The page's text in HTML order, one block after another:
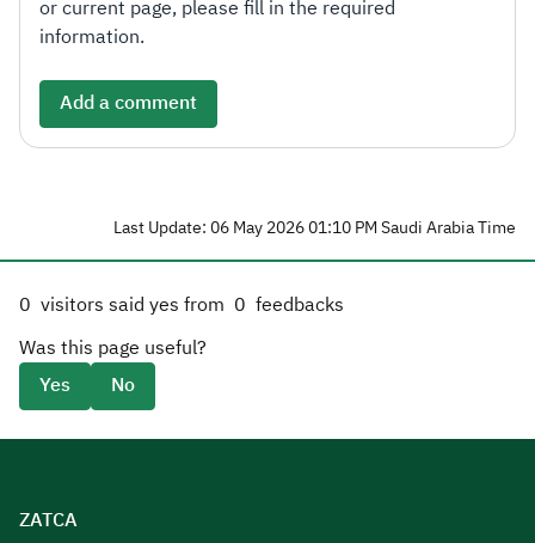
or current page, please fill in the required
information.
Add a comment
Last Update: 06 May 2026 01:10 PM Saudi Arabia Time
0 visitors said yes from 0 feedbacks
Was this page useful?
Yes
No
ZATCA